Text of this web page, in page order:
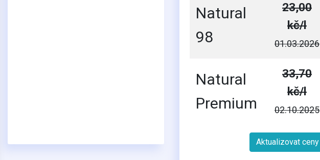
Natural
98
23,00
kč/l
01.03.2026
Natural
Premium
33,70
kč/l
02.10.2025
Aktualizovat ceny